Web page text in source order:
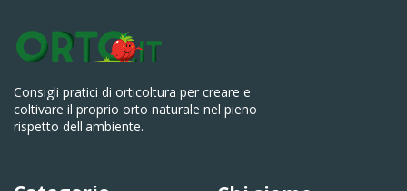
Consigli pratici di orticoltura per creare e
coltivare il proprio orto naturale nel pieno
rispetto dell'ambiente.